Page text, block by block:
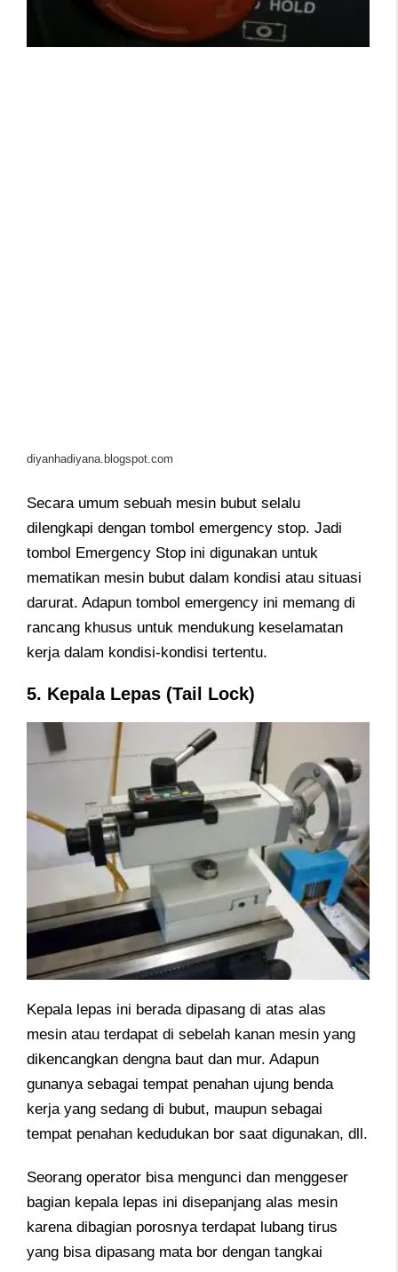
diyanhadiyana.blogspot.com
Secara umum sebuah mesin bubut selalu
dilengkapi dengan tombol emergency stop. Jadi
tombol Emergency Stop ini digunakan untuk
mematikan mesin bubut dalam kondisi atau situasi
darurat. Adapun tombol emergency ini memang di
rancang khusus untuk mendukung keselamatan
kerja dalam kondisi-kondisi tertentu.
5. Kepala Lepas (Tail Lock)
Kepala lepas ini berada dipasang di atas alas
mesin atau terdapat di sebelah kanan mesin yang
dikencangkan dengna baut dan mur. Adapun
gunanya sebagai tempat penahan ujung benda
kerja yang sedang di bubut, maupun sebagai
tempat penahan kedudukan bor saat digunakan, dll.
Seorang operator bisa mengunci dan menggeser
bagian kepala lepas ini disepanjang alas mesin
karena dibagian porosnya terdapat lubang tirus
yang bisa dipasang mata bor dengan tangkai